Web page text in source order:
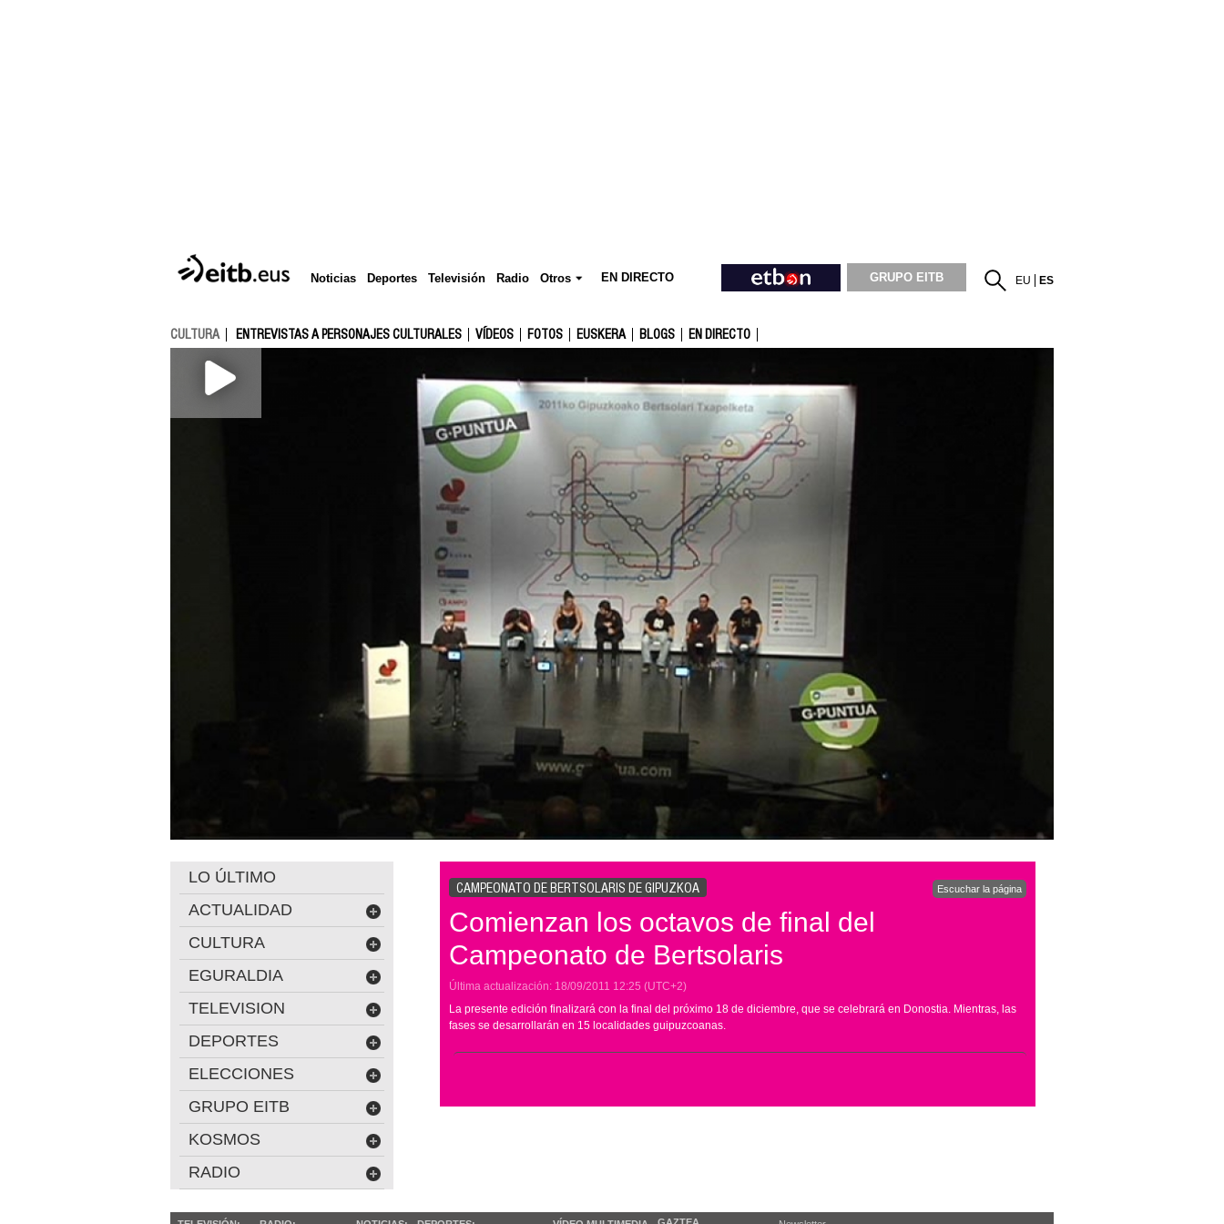
Noticias Deportes Televisión Radio Otros EN DIRECTO GRUPO EITB EU ES
CULTURA ENTREVISTAS A PERSONAJES CULTURALES VÍDEOS FOTOS EUSKERA BLOGS EN DIRECTO
CAMPEONATO DE BERTSOLARIS DE GIPUZKOA Escuchar la página
Comienzan los octavos de final del
Campeonato de Bertsolaris
Última actualización: 18/09/2011 12:25 (UTC+2)
La presente edición finalizará con la final del próximo 18 de diciembre, que se celebrará en Donostia. Mientras, las
fases se desarrollarán en 15 localidades guipuzcoanas.
LO ÚLTIMO
ACTUALIDAD
CULTURA
EGURALDIA
TELEVISION
DEPORTES
ELECCIONES
GRUPO EITB
KOSMOS
RADIO